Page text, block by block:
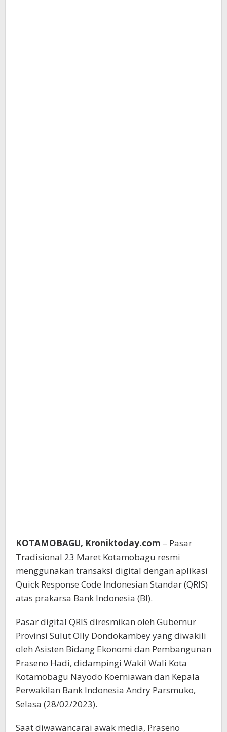
KOTAMOBAGU, Kroniktoday.com – Pasar
Tradisional 23 Maret Kotamobagu resmi
menggunakan transaksi digital dengan aplikasi
Quick Response Code Indonesian Standar (QRIS)
atas prakarsa Bank Indonesia (BI).
Pasar digital QRIS diresmikan oleh Gubernur
Provinsi Sulut Olly Dondokambey yang diwakili
oleh Asisten Bidang Ekonomi dan Pembangunan
Praseno Hadi, didampingi Wakil Wali Kota
Kotamobagu Nayodo Koerniawan dan Kepala
Perwakilan Bank Indonesia Andry Parsmuko,
Selasa (28/02/2023).
Saat diwawancarai awak media, Praseno